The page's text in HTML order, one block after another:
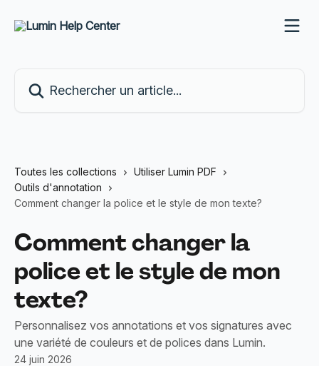
Toutes les collections
Utiliser Lumin PDF
Outils d'annotation
Comment changer la police et le style de mon texte?
Comment changer la
police et le style de mon
texte?
Personnalisez vos annotations et vos signatures avec
une variété de couleurs et de polices dans Lumin.
24 juin 2026